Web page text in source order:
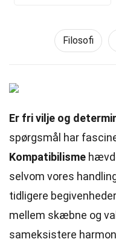
Filosofi
Er fri vilje og
spørgsmål har
Kompatibilisme
selvom vores
tidligere
mellem skæbne og
sameksistere